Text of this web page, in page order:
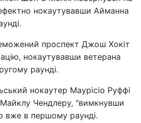
нокаутувавши Айманна
проспект Джош Хокіт
нокаутувавши ветерана
раунді.
нокаутер Маурісіо Руффі
Чендлеру, "вимкнувши
вже в першому раунді.